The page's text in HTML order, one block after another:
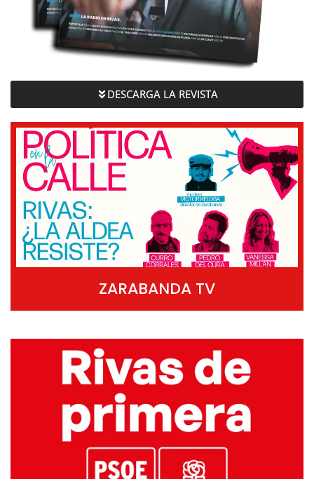
DESCARGA LA REVISTA
ZARABANDA TV